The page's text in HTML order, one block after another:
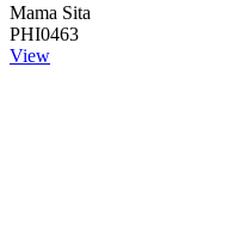
Mama Sita
PHI0463
View